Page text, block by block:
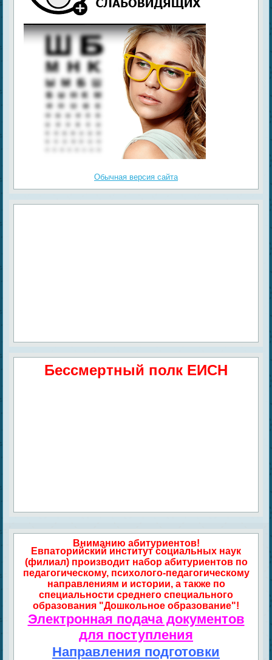
Обычная версия сайта
Бессмертный полк ЕИСН
Вниманию абитуриентов!
Евпаторийский институт социальных наук
(филиал) производит набор абитуриентов по
педагогическому, психолого-педагогическому
направлениям и истории, а также по
специальности среднего специального
образования "Дошкольное образование"!
Электронная подача документов
для поступления
Направления подготовки